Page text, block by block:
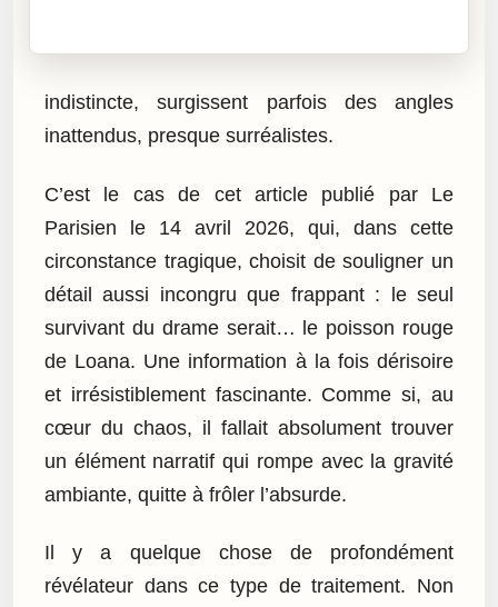
indistincte, surgissent parfois des angles
inattendus, presque surréalistes.
C’est le cas de cet article publié par Le
Parisien le 14 avril 2026, qui, dans cette
circonstance tragique, choisit de souligner un
détail aussi incongru que frappant : le seul
survivant du drame serait… le poisson rouge
de Loana. Une information à la fois dérisoire
et irrésistiblement fascinante. Comme si, au
cœur du chaos, il fallait absolument trouver
un élément narratif qui rompe avec la gravité
ambiante, quitte à frôler l’absurde.
Il y a quelque chose de profondément
révélateur dans ce type de traitement. Non